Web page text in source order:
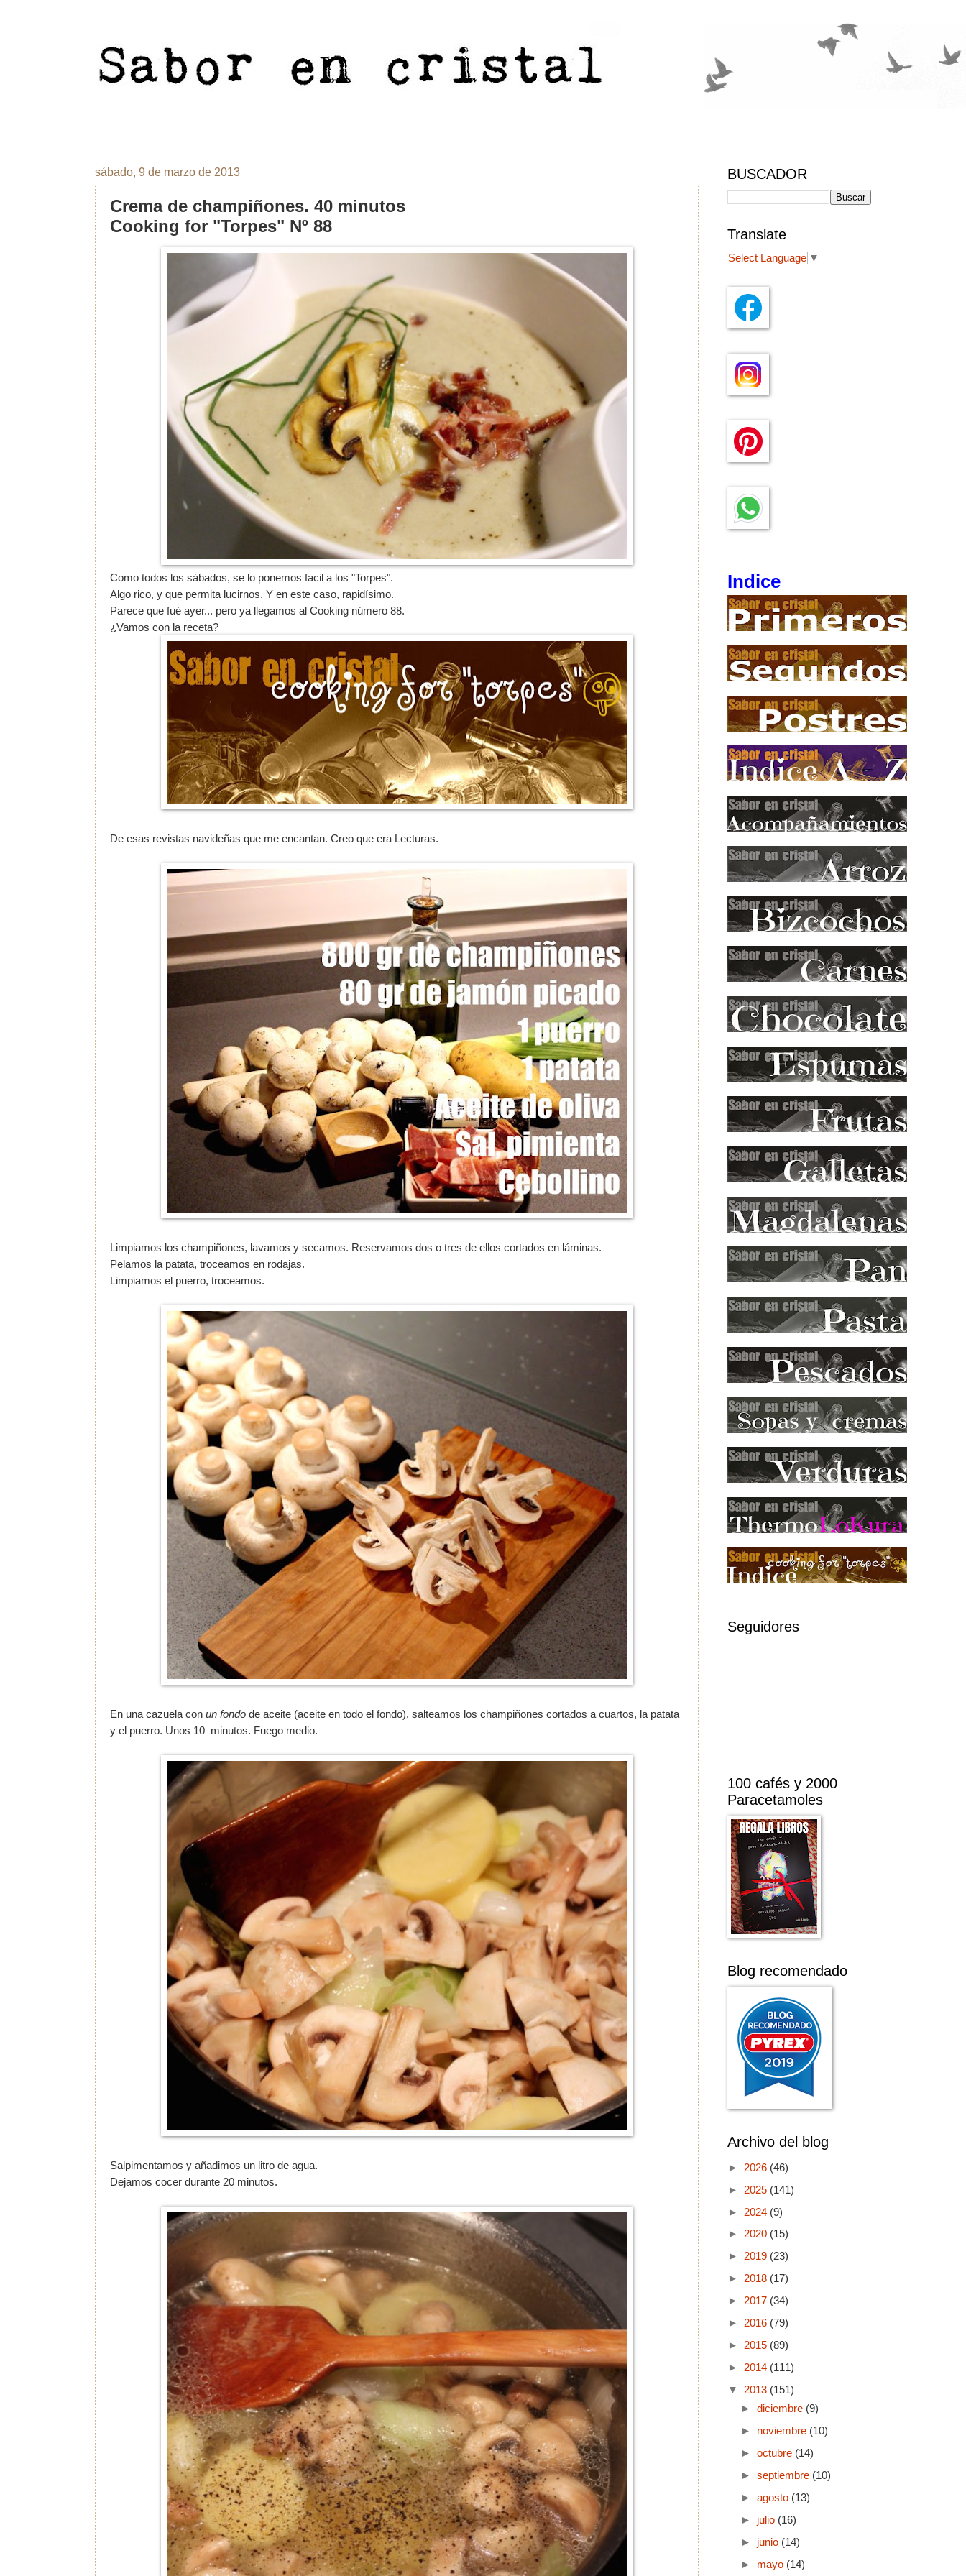
sábado, 9 de marzo de 2013
Crema de champiñones. 40 minutos
Cooking for "Torpes" Nº 88
Como todos los sábados, se lo ponemos facil a los "Torpes".
Algo rico, y que permita lucirnos. Y en este caso, rapidísimo.
Parece que fué ayer... pero ya llegamos al Cooking número 88.
¿Vamos con la receta?
De esas revistas navideñas que me encantan. Creo que era Lecturas.
Limpiamos los champiñones, lavamos y secamos. Reservamos dos o tres de ellos cortados en láminas.
Pelamos la patata, troceamos en rodajas.
Limpiamos el puerro, troceamos.
En una cazuela con un fondo de aceite (aceite en todo el fondo), salteamos los champiñones cortados a cuartos, la patata
y el puerro. Unos 10 minutos. Fuego medio.
Salpimentamos y añadimos un litro de agua.
Dejamos cocer durante 20 minutos.
BUSCADOR
Translate
Select Language ▼
Indice
Seguidores
100 cafés y 2000
Paracetamoles
Blog recomendado
Archivo del blog
► 2026 (46)
► 2025 (141)
► 2024 (9)
► 2020 (15)
► 2019 (23)
► 2018 (17)
► 2017 (34)
► 2016 (79)
► 2015 (89)
► 2014 (111)
▼ 2013 (151)
► diciembre (9)
► noviembre (10)
► octubre (14)
► septiembre (10)
► agosto (13)
► julio (16)
► junio (14)
► mayo (14)